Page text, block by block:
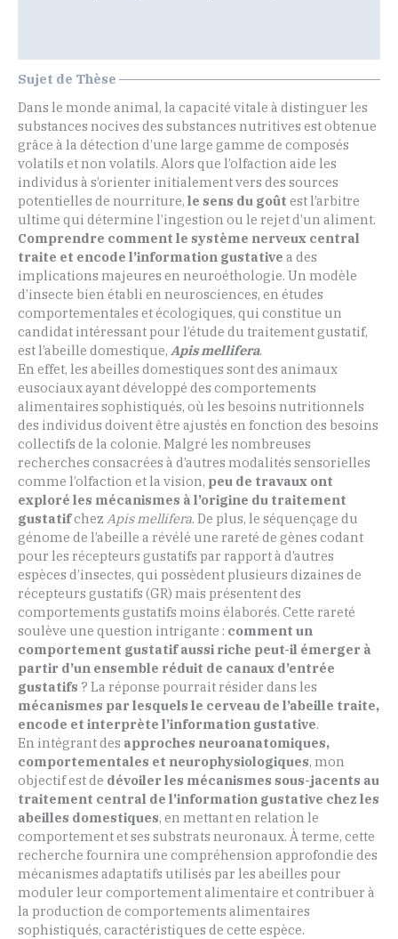
Sujet de Thèse
Dans le monde animal, la capacité vitale à distinguer les
substances nocives des substances nutritives est obtenue
grâce à la détection d’une large gamme de composés
volatils et non volatils. Alors que l’olfaction aide les
individus à s’orienter initialement vers des sources
potentielles de nourriture, le sens du goût est l’arbitre
ultime qui détermine l’ingestion ou le rejet d’un aliment.
Comprendre comment le système nerveux central
traite et encode l’information gustative a des
implications majeures en neuroéthologie. Un modèle
d’insecte bien établi en neurosciences, en études
comportementales et écologiques, qui constitue un
candidat intéressant pour l’étude du traitement gustatif,
est l’abeille domestique, Apis mellifera.
En effet, les abeilles domestiques sont des animaux
eusociaux ayant développé des comportements
alimentaires sophistiqués, où les besoins nutritionnels
des individus doivent être ajustés en fonction des besoins
collectifs de la colonie. Malgré les nombreuses
recherches consacrées à d’autres modalités sensorielles
comme l’olfaction et la vision, peu de travaux ont
exploré les mécanismes à l’origine du traitement
gustatifchez Apis mellifera. De plus, le séquençage du
génome de l’abeille a révélé une rareté de gènes codant
pour les récepteurs gustatifs par rapport à d’autres
espèces d’insectes, qui possèdent plusieurs dizaines de
récepteurs gustatifs (GR) mais présentent des
comportements gustatifs moins élaborés. Cette rareté
soulève une question intrigante : comment un
comportement gustatif aussi riche peut-il émerger à
partir d’un ensemble réduit de canaux d’entrée
gustatifs ? La réponse pourrait résider dans les
mécanismes par lesquels le cerveau de l’abeille traite,
encode et interprète l’information gustative.
En intégrant des approches neuroanatomiques,
comportementales et neurophysiologiques, mon
objectif est de dévoiler les mécanismes sous-jacents au
traitement central de l’information gustative chez les
abeilles domestiques, en mettant en relation le
comportement et ses substrats neuronaux. À terme, cette
recherche fournira une compréhension approfondie des
mécanismes adaptatifs utilisés par les abeilles pour
moduler leur comportement alimentaire et contribuer à
la production de comportements alimentaires
sophistiqués, caractéristiques de cette espèce.